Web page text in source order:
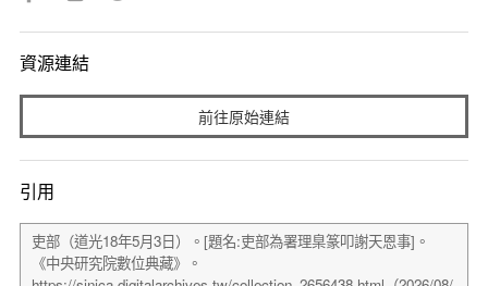
資源連結
前往原始連結
引用